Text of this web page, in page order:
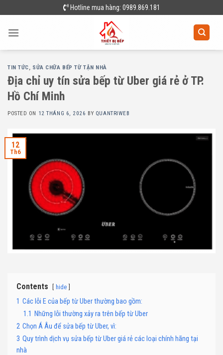
to
content
Hotline mua hàng: 0989.869.181
TIN TỨC, SỬA CHỮA BẾP TỪ TẬN NHÀ
Địa chỉ uy tín sửa bếp từ Uber giá rẻ ở TP.
Hồ Chí Minh
POSTED ON 12 THÁNG 6, 2026 BY QUANTRIWEB
12
Th6
Contents hide
1 Các lỗi E của bếp từ Uber thường bao gồm:
1.1 Những lỗi thường xảy ra trên bếp từ Uber
2 Chọn Á Âu để sửa bếp từ Uber, vì:
3 Quy trình dịch vụ sửa bếp từ Uber giá rẻ các loại chính hãng tại
nhà